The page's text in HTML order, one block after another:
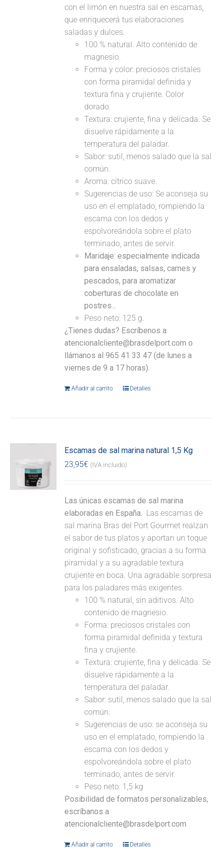
con el limón en nuestra sal en escamas,
que enriquecerá tus elaboraciones
saladas y dulces.
100 % natural. Alto contenido de
magnesio.
Forma y color: preciosos cristales
con forma piramidal definida y
textura fina y crujiente. Color
dorado.
Textura: crujiente, fina y delicada. Se
disuelve rápidamente a la
temperatura del paladar.
Sabor: sutil, menos salado que la sal
común.
Aroma: cítrico suave.
Sugerencias de uso: Se aconseja su
uso en el emplatado, rompiendo la
escama con los dedos y
espolvoreándola sobre el plato
terminado, antes de servir.
Maridaje: especialmente indicada
para ensaladas, salsas, carnes y
pescados, para aromatizar
coberturas de chocolate en
postres...
Peso neto: 125 g.
¿Tienes dudas? Escríbenos a
atencionalcliente@brasdelport.com o
llámanos al 965 41 33 47 (de lunes a
viernes de 9 a 17 horas).
Añadir al carrito Detalles
Escamas de sal marina natural 1,5 Kg
23,95€ (IVA incluido)
Las únicas escamas de sal marina
elaboradas en España. Las escamas de
sal marina Bras del Port Gourmet realzan
el sabor de tus platos y aportan un toque
original y sofisticado, gracias a su forma
piramidal y a su agradable textura
crujiente en boca. Una agradable sorpresa
para los paladares más exigentes.
100 % natural, sin aditivos. Alto
contenido de magnesio.
Forma: preciosos cristales con
forma piramidal definida y textura
fina y crujiente.
Textura: crujiente, fina y delicada. Se
disuelve rápidamente a la
temperatura del paladar.
Sabor: sutil, menos salado que la sal
común.
Sugerencias de uso: se aconseja su
uso en el emplatado, rompiendo la
escama con los dedos y
espolvoreándola sobre el plato
terminado, antes de servir.
Peso neto: 1,5 kg
Posibilidad de formatos personalizables,
escríbanos a
atencionalcliente@brasdelport.com
Añadir al carrito Detalles